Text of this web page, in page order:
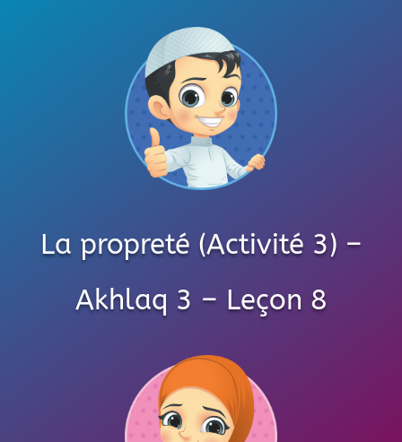
La propreté (Activité 3) –
Akhlaq 3 – Leçon 8